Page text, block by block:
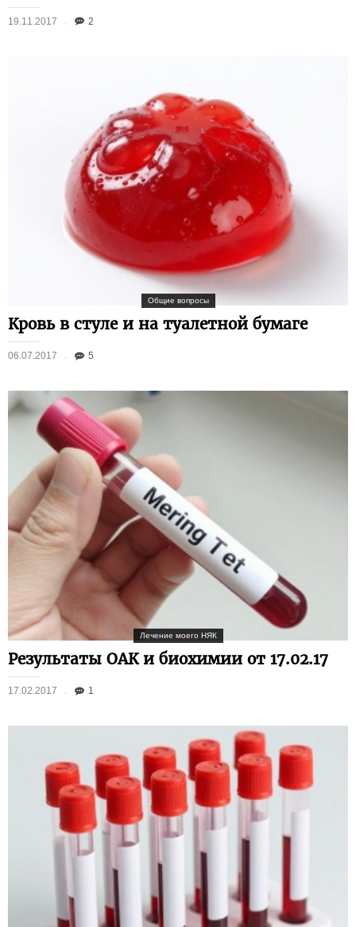
19.11.2017 2
Общие вопросы
Кровь в стуле и на туалетной бумаге
06.07.2017 5
Лечение моего НЯК
Результаты ОАК и биохимии от 17.02.17
17.02.2017 1